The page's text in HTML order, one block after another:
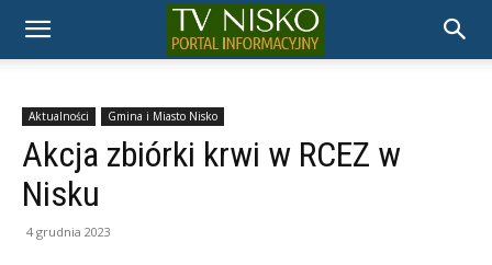
TELEWIZJA
NISKO
Aktualności Gmina i Miasto Nisko
Akcja zbiórki krwi w RCEZ w
Nisku
4 grudnia 2023